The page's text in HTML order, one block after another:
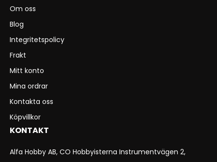
Om oss
Blog
Integritetspolicy
Frakt
Mitt konto
Mina ordrar
Kontakta oss
Köpvillkor
KONTAKT
Alfa Hobby AB, CO Hobbyisterna Instrumentvägen 2,